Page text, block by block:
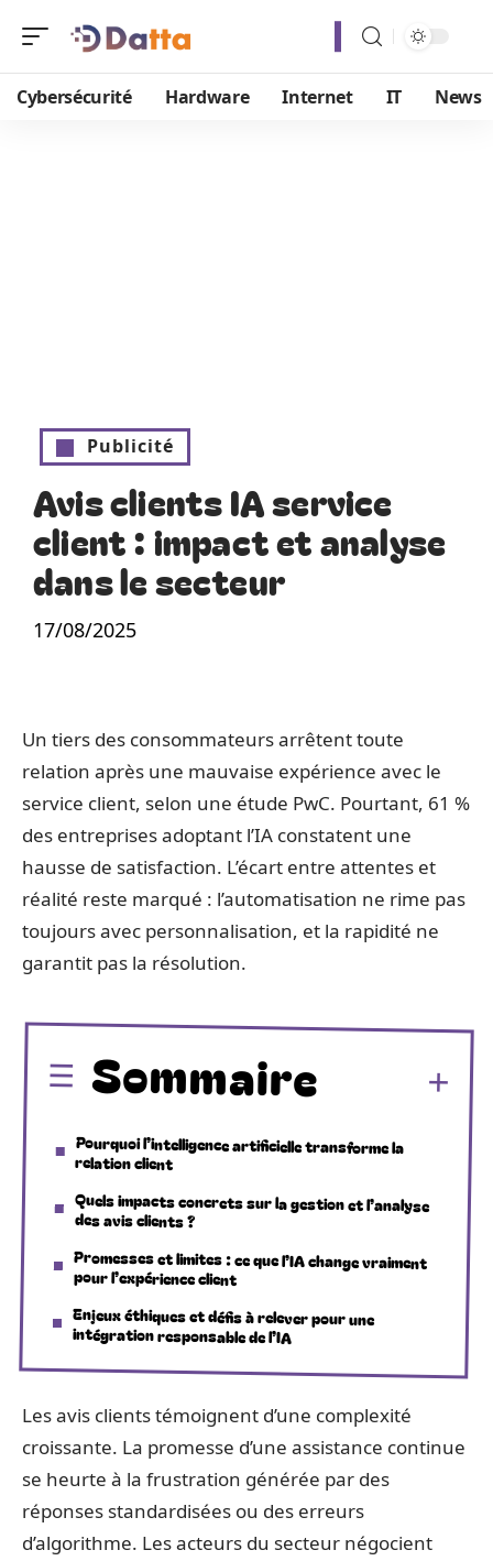
Cybersécurité Hardware Internet IT News
Publicité
Avis clients IA service
client : impact et analyse
dans le secteur
17/08/2025
Un tiers des consommateurs arrêtent toute
relation après une mauvaise expérience avec le
service client, selon une étude PwC. Pourtant, 61 %
des entreprises adoptant l’IA constatent une
hausse de satisfaction. L’écart entre attentes et
réalité reste marqué : l’automatisation ne rime pas
toujours avec personnalisation, et la rapidité ne
garantit pas la résolution.
Sommaire
Pourquoi l’intelligence artificielle transforme la
relation client
Quels impacts concrets sur la gestion et l’analyse
des avis clients ?
Promesses et limites : ce que l’IA change vraiment
pour l’expérience client
Enjeux éthiques et défis à relever pour une
intégration responsable de l’IA
Les avis clients témoignent d’une complexité
croissante. La promesse d’une assistance continue
se heurte à la frustration générée par des
réponses standardisées ou des erreurs
d’algorithme. Les acteurs du secteur négocient